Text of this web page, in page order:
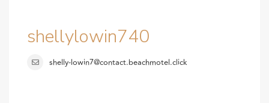
shellylowin740
shelly-lowin7@contact.beachmotel.click